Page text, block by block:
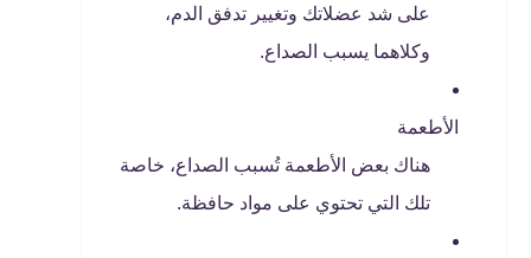
على شد عضلاتك وتغيير تدفق الدم،
وكلاهما يسبب الصداع.
الأطعمة
هناك بعض الأطعمة تُسبب الصداع، خاصة
تلك التي تحتوي على مواد حافظة.